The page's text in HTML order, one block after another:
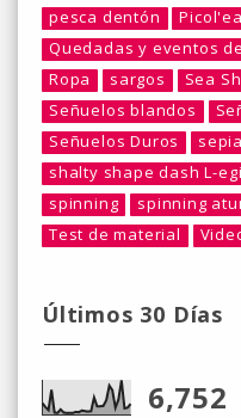
pesca dentón
Quedadas y eventos
Ropa
sargos
Sea
Señuelos blandos
Señuelos Duros
shalty shape dash L-
spinning
spinning
Test de material
Últimos 30 Días
6,752